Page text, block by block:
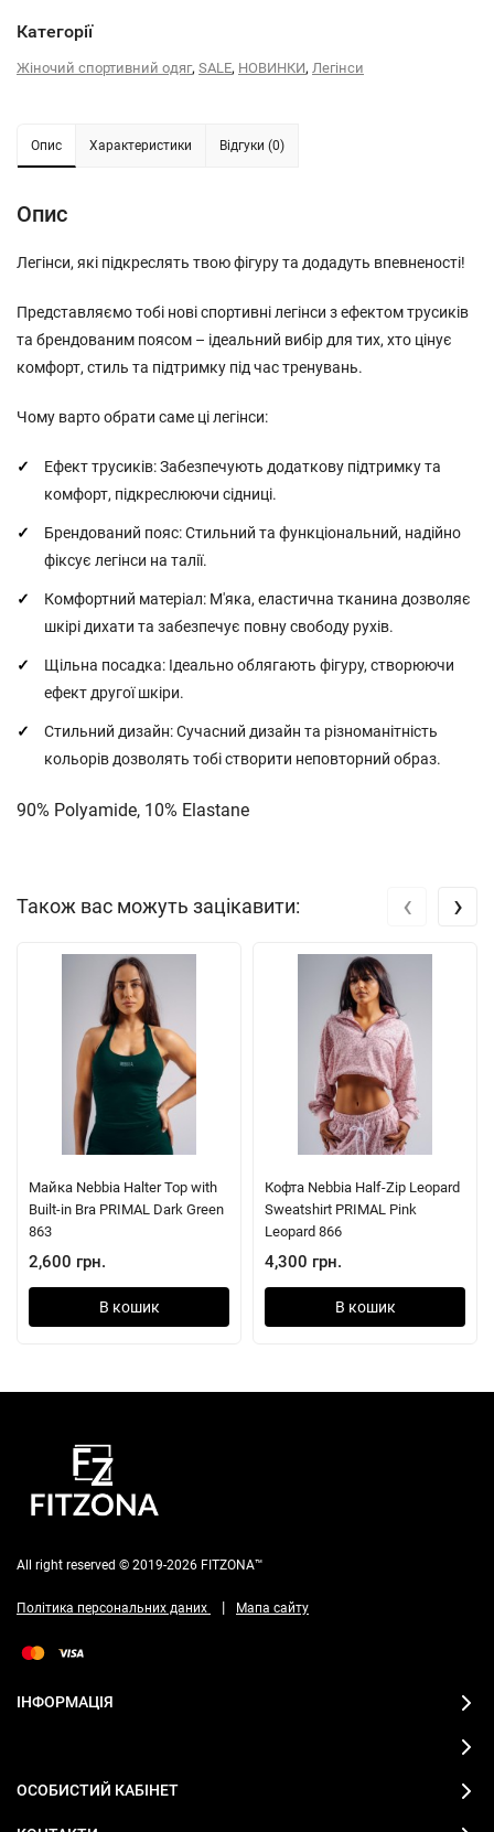
Категорії
Жіночий спортивний одяг, SALE, НОВИНКИ, Легінси
Опис Характеристики Відгуки (0)
Опис
Легінси, які підкреслять твою фігуру та додадуть впевненості!
Представляємо тобі нові спортивні легінси з ефектом трусиків
та брендованим поясом – ідеальний вибір для тих, хто цінує
комфорт, стиль та підтримку під час тренувань.
Чому варто обрати саме ці легінси:
Ефект трусиків: Забезпечують додаткову підтримку та
комфорт, підкреслюючи сідниці.
Брендований пояс: Стильний та функціональний, надійно
фіксує легінси на талії.
Комфортний матеріал: М'яка, еластична тканина дозволяє
шкірі дихати та забезпечує повну свободу рухів.
Щільна посадка: Ідеально облягають фігуру, створюючи
ефект другої шкіри.
Стильний дизайн: Сучасний дизайн та різноманітність
кольорів дозволять тобі створити неповторний образ.
90% Polyamide, 10% Еlastane
Також вас можуть зацікавити:
Майка Nebbia Halter Top with
Built-in Bra PRIMAL Dark Green
863
2,600 грн.
В кошик
Кофта Nebbia Half-Zip Leopard
Sweatshirt PRIMAL Pink
Leopard 866
4,300 грн.
В кошик
‹ ›
All right reserved © 2019-2026 FITZONA™
Політика персональних даних | Мапа сайту
ІНФОРМАЦІЯ
ОСОБИСТИЙ КАБІНЕТ